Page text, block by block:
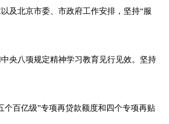
及北京市委、市政府工作安排，坚持“服
央八项规定精神学习教育见行见效。坚持
百亿级”专项再贷款额度和四个专项再贴